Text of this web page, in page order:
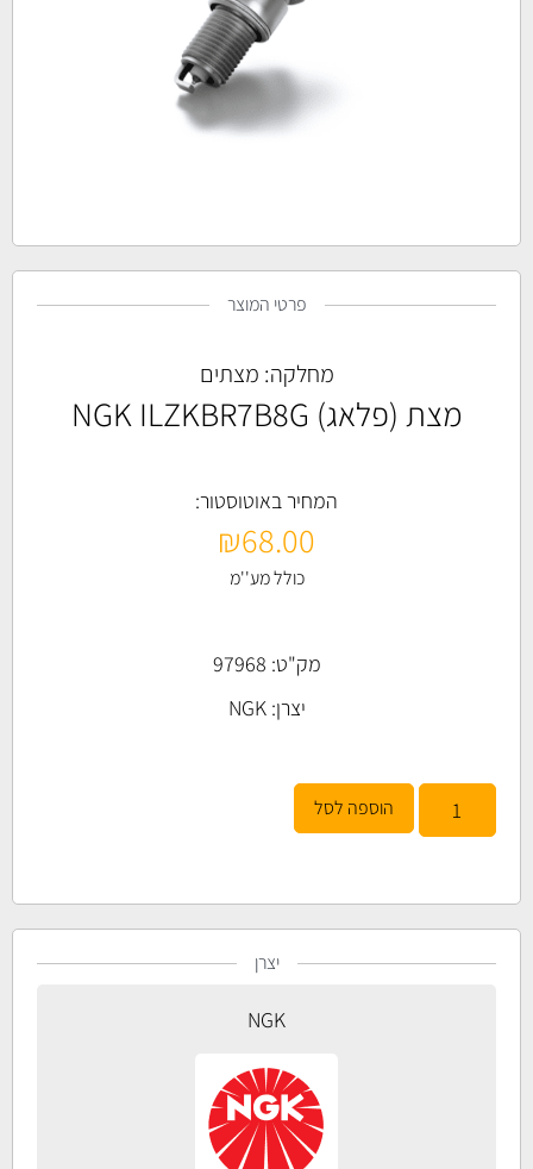
פרטי המוצר
מחלקה: מצתים
מצת (פלאג) NGK ILZKBR7B8G
המחיר באוטוסטור:
₪68.00
כולל מע''מ
מק"ט: 97968
יצרן:NGK
הוספה לסל
יצרן
NGK